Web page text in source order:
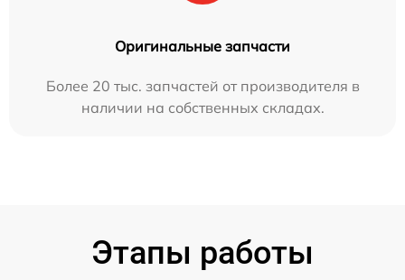
Оригинальные запчасти
Более 20 тыс. запчастей от производителя в
наличии на собственных складах.
Этапы работы